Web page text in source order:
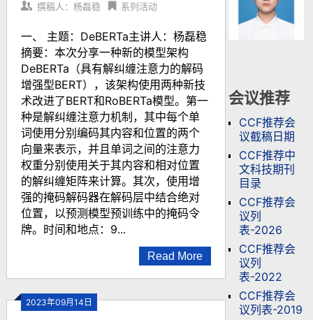
撰稿人：杨磊稳 系列活动
一、 主题：DeBERTa主讲人：杨磊稳
摘要：本次分享一种新的模型架构
DeBERTa（具有解纠缠注意力的解码
增强型BERT），该架构使用两种新技
术改进了BERT和RoBERTa模型。第一
种是解纠缠注意力机制，其中每个单
词使用分别编码其内容和位置的两个
向量来表示，并且单词之间的注意力
权重分别使用关于其内容和相对位置
的解纠缠矩阵来计算。其次，使用增
强的掩码解码器在解码层中结合绝对
位置，以预测模型预训练中的掩码令
牌。时间和地点：9...
Read More
2023年09月14日
会议推荐
CCF推荐会
议截稿日期
CCF推荐中
文科技期刊
目录
CCF推荐会
议列
表-2026
CCF推荐会
议列
表-2022
CCF推荐会
议列表-2019